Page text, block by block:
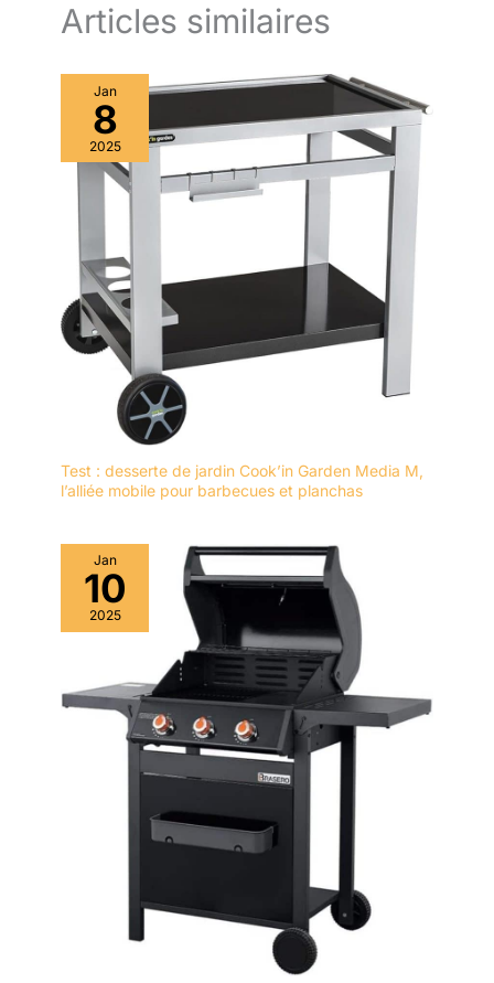
Articles similaires
Jan
8
2025
Test : desserte de jardin Cook’in Garden Media M,
l’alliée mobile pour barbecues et planchas
Jan
10
2025